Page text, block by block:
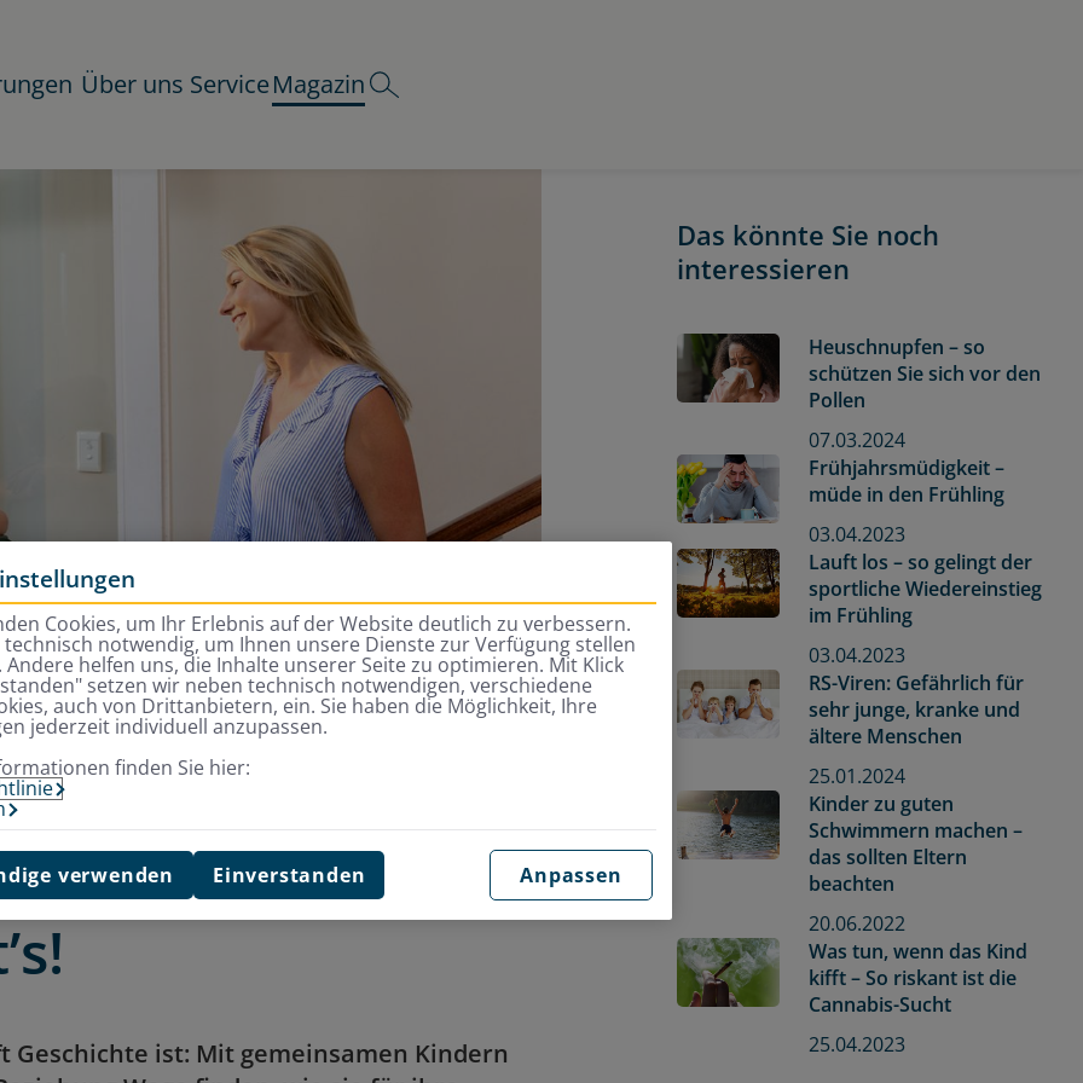
Über uns ServiceMagazin
nach einer Trennung: So geht’s!
nach einer
ist: Mit gemeinsamen Kindern
Das könnte Sie noch
interessieren
Heuschnupfen – so
schützen Sie sich vor den
Pollen
07.03.2024
Frühjahrsmüdigkeit –
müde in den Frühling
03.04.2023
Lauft los – so gelingt der
sportliche Wiedereinstieg
im Frühling
03.04.2023
RS-Viren: Gefährlich für
sehr junge, kranke und
ältere Menschen
25.01.2024
Kinder zu guten
Schwimmern machen –
das sollten Eltern
beachten
20.06.2022
Was tun, wenn das Kind
kifft – So riskant ist die
Cannabis-Sucht
25.04.2023
Cookies, um Ihr Erlebnis auf der Website deutlich zu verbessern.
technisch notwendig, um Ihnen unsere Dienste zur Verfügung stellen
Andere helfen uns, die Inhalte unserer Seite zu optimieren. Mit Klick
setzen wir neben technisch notwendigen, verschiedene
auch von Drittanbietern, ein. Sie haben die Möglichkeit, Ihre
jederzeit individuell anzupassen.
finden Sie hier:
Anpassen
verwenden Einverstanden